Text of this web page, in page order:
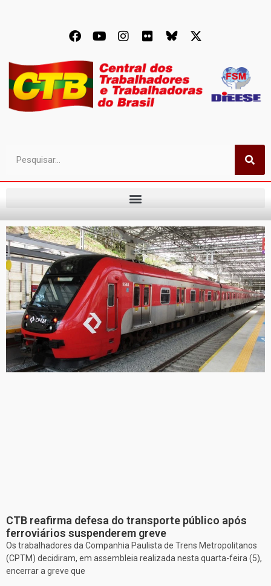
CTB reafirma defesa do transporte público após
ferroviários suspenderem greve
Os trabalhadores da Companhia Paulista de Trens Metropolitanos
(CPTM) decidiram, em assembleia realizada nesta quarta-feira (5),
encerrar a greve que